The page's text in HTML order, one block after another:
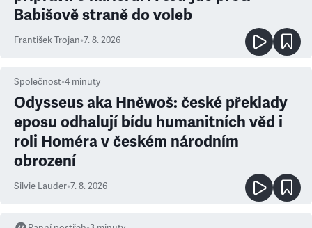
Babišově straně do voleb
František Trojan•7. 8. 2026
Společnost•4 minuty
Odysseus aka Hněwoš: české překlady
eposu odhalují bídu humanitních věd i
roli Homéra v českém národním
obrození
Silvie Lauder•7. 8. 2026